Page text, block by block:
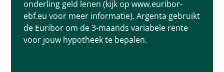
onderling geld lenen (kijk op www.euribor-
ebf.eu voor meer informatie). Argenta gebruikt
de Euribor om de 3-maands variabele rente
voor jouw hypotheek te bepalen.